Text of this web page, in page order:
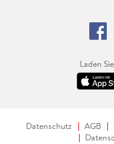
Laden
Datenschutz AGB